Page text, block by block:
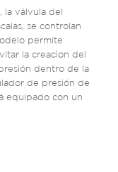
la válvula del
se controlan
permite
la creacion del
dentro de la
de presión de
equipado con un